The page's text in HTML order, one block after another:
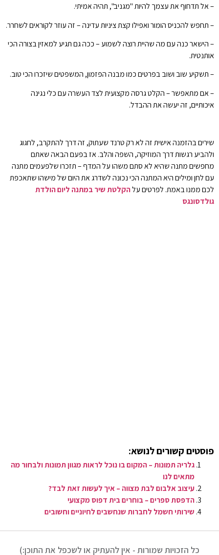
– אל תדחוף את עצמך להיות "מגניב", תהיה אמיתי.
– תחפש להכניס הומור ואפילו קצת ציניות עדינה – זה עוזר לקוראים לשחרר.
– הישאר כנה עם מה שהיית רוצה לשמוע – ככה גם תגיע למאזין בצורה הכי
אותנטית.
– תשקיע שוב ושוב בפרטים כמו מבנה הפזמון, המשפטים שיזכרו הכי טוב.
– אם מתאפשר – הקלט גרסה מקצועית לצד העשרה עם כלי נגינה
איכותיים, זה יעשה את ההבדל.
שירים בהזמנה אישית זה לא רק טרנד שעתוק, זה דרך להתקרב, לחגוג
ולהביע רגשות דרך המוזיקה, השפה והלב. אז בפעם הבאה שאתם
מחפשים מתנה שהיא לא סתם משהו על המדף – תזכרו שלפעמים מתנה
עם לחן ומילים היא המתנה הכי נכונה לשדרג את היום של מישהו שתאכפת
לכם ממנו באמת. לפרטים עלהקלטת שיר במתנה ליום הולדת
גולדסונגס
פוסטים קשורים לנושא:
גלריה תמונות – המקום בו נוכל לראות מגוון תמונות ולבחור מה
מתאים לנו
עיצוב אלבום לבת מצווה – איך לעשות זאת לבד?
הדפסת ספרים – בוחרים בית דפוס מקצועי
שירותי חשמל לחברות שנחשבים לחיוניים וחשובים
כל הזכויות שמורות - אין להעתיק או לשכפל את התוכן:)